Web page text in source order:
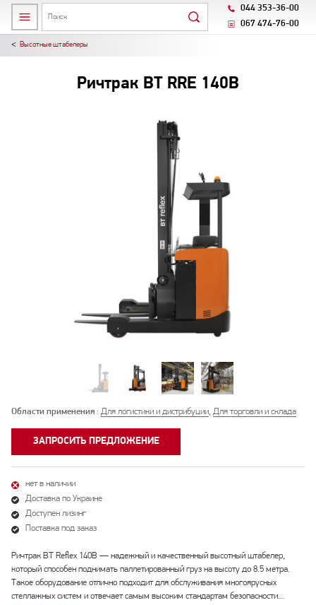
044 353-36-00
067 474-76-00
Высотные штабелеры
Ричтрак BT RRE 140B
Области применения : Для логистики и дистрибуции, Для торговли и склада
ЗАПРОСИТЬ ПРЕДЛОЖЕНИЕ
нет в наличии
Доставка по Украине
Доступен лизинг
Поставка под заказ
Ричтрак BT Reflex 140B — надежный и качественный высотный штабелер,
который способен поднимать паллетированный груз на высоту до 8.5 метра.
Такое оборудование отлично подходит для обслуживания многоярусных
стеллажных систем и отвечает самым высоким стандартам безопасности…